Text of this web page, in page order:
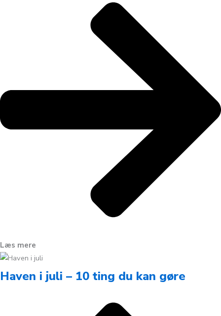
Læs mere
Haven i juli – 10 ting du kan gøre